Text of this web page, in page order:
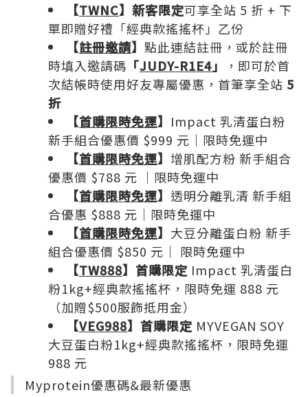
【TWNC】新客限定可享全站 5 折 + 下
單即贈好禮「經典款搖搖杯」乙份
【註冊邀請】 點此連結註冊，或於註冊
時填入邀請碼 「JUDY-R1E4」
，即可於首
次結帳時使用好友專屬優惠，首筆享全站 5
折
【首購限時免運】 Impact 乳清蛋白粉
新手組合優惠價 $999 元｜限時免運中
【首購限時免運】 增肌配方粉 新手組合
優惠價 $788 元 ｜限時免運中
【首購限時免運】 透明分離乳清 新手組
合優惠 $888 元｜限時免運中
【首購限時免運】 大豆分離蛋白粉 新手
組合優惠價 $850 元｜ 限時免運中
【TW888】首購限定 Impact 乳清蛋白
粉1kg+經典款搖搖杯，限時免運 888 元
（加贈$500服飾抵用金）
【VEG988】首購限定 MYVEGAN SOY
大豆蛋白粉1kg+經典款搖搖杯，限時免運
988 元
Myprotein優惠碼&最新優惠